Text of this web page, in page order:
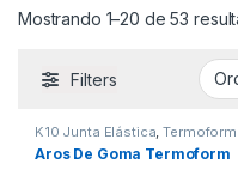
Mostrando 1–20 de 53
Filters
K10 Junta Elástica,Termoform
Aros De Goma Termoform